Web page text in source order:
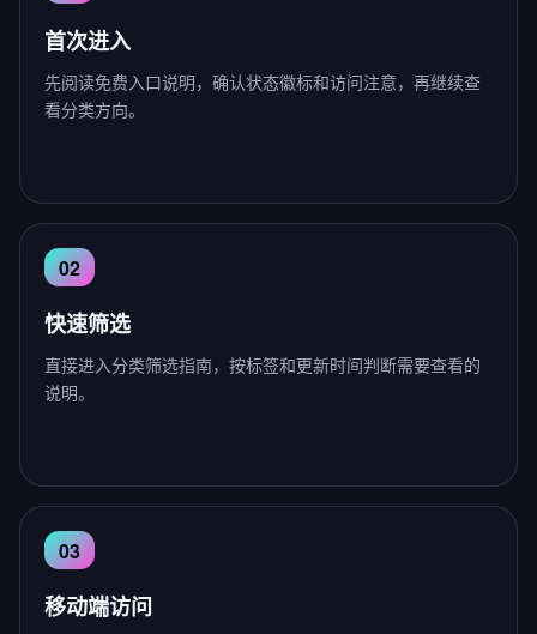
首次进入
先阅读免费入口说明，确认状态徽标和访问注意，再继续查
看分类方向。
快速筛选
直接进入分类筛选指南，按标签和更新时间判断需要查看的
说明。
移动端访问